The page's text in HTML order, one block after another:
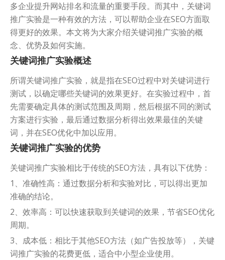
多企业提升网站排名和流量的重要手段。而其中，关键词
推广实验是一种有效的方法，可以帮助企业在SEO方面取
得更好的效果。本文将为大家介绍关键词推广实验的概
念、优势及如何实施。
关键词推广实验概述
所谓关键词推广实验，就是指在SEO过程中对关键词进行
测试，以确定哪些关键词的效果更好。在实验过程中，首
先需要确定具体的测试范围及周期，然后根据不同的测试
方案进行实验，最后通过数据分析得出效果最佳的关键
词，并在SEO优化中加以应用。
关键词推广实验的优势
关键词推广实验相比于传统的SEO方法，具有以下优势：
1、准确性高：通过数据分析和实验对比，可以得出更加
准确的结论。
2、效率高：可以快速获取到关键词的效果，节省SEO优化
周期。
3、成本低：相比于其他SEO方法（如广告投放等），关键
词推广实验的花费更低，适合中小型企业使用。